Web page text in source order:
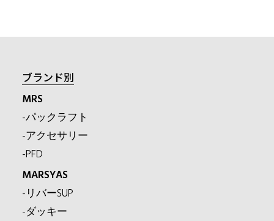
ブランド別
MRS
-パックラフト
-アクセサリー
-PFD
MARSYAS
-リバーSUP
-ダッキー